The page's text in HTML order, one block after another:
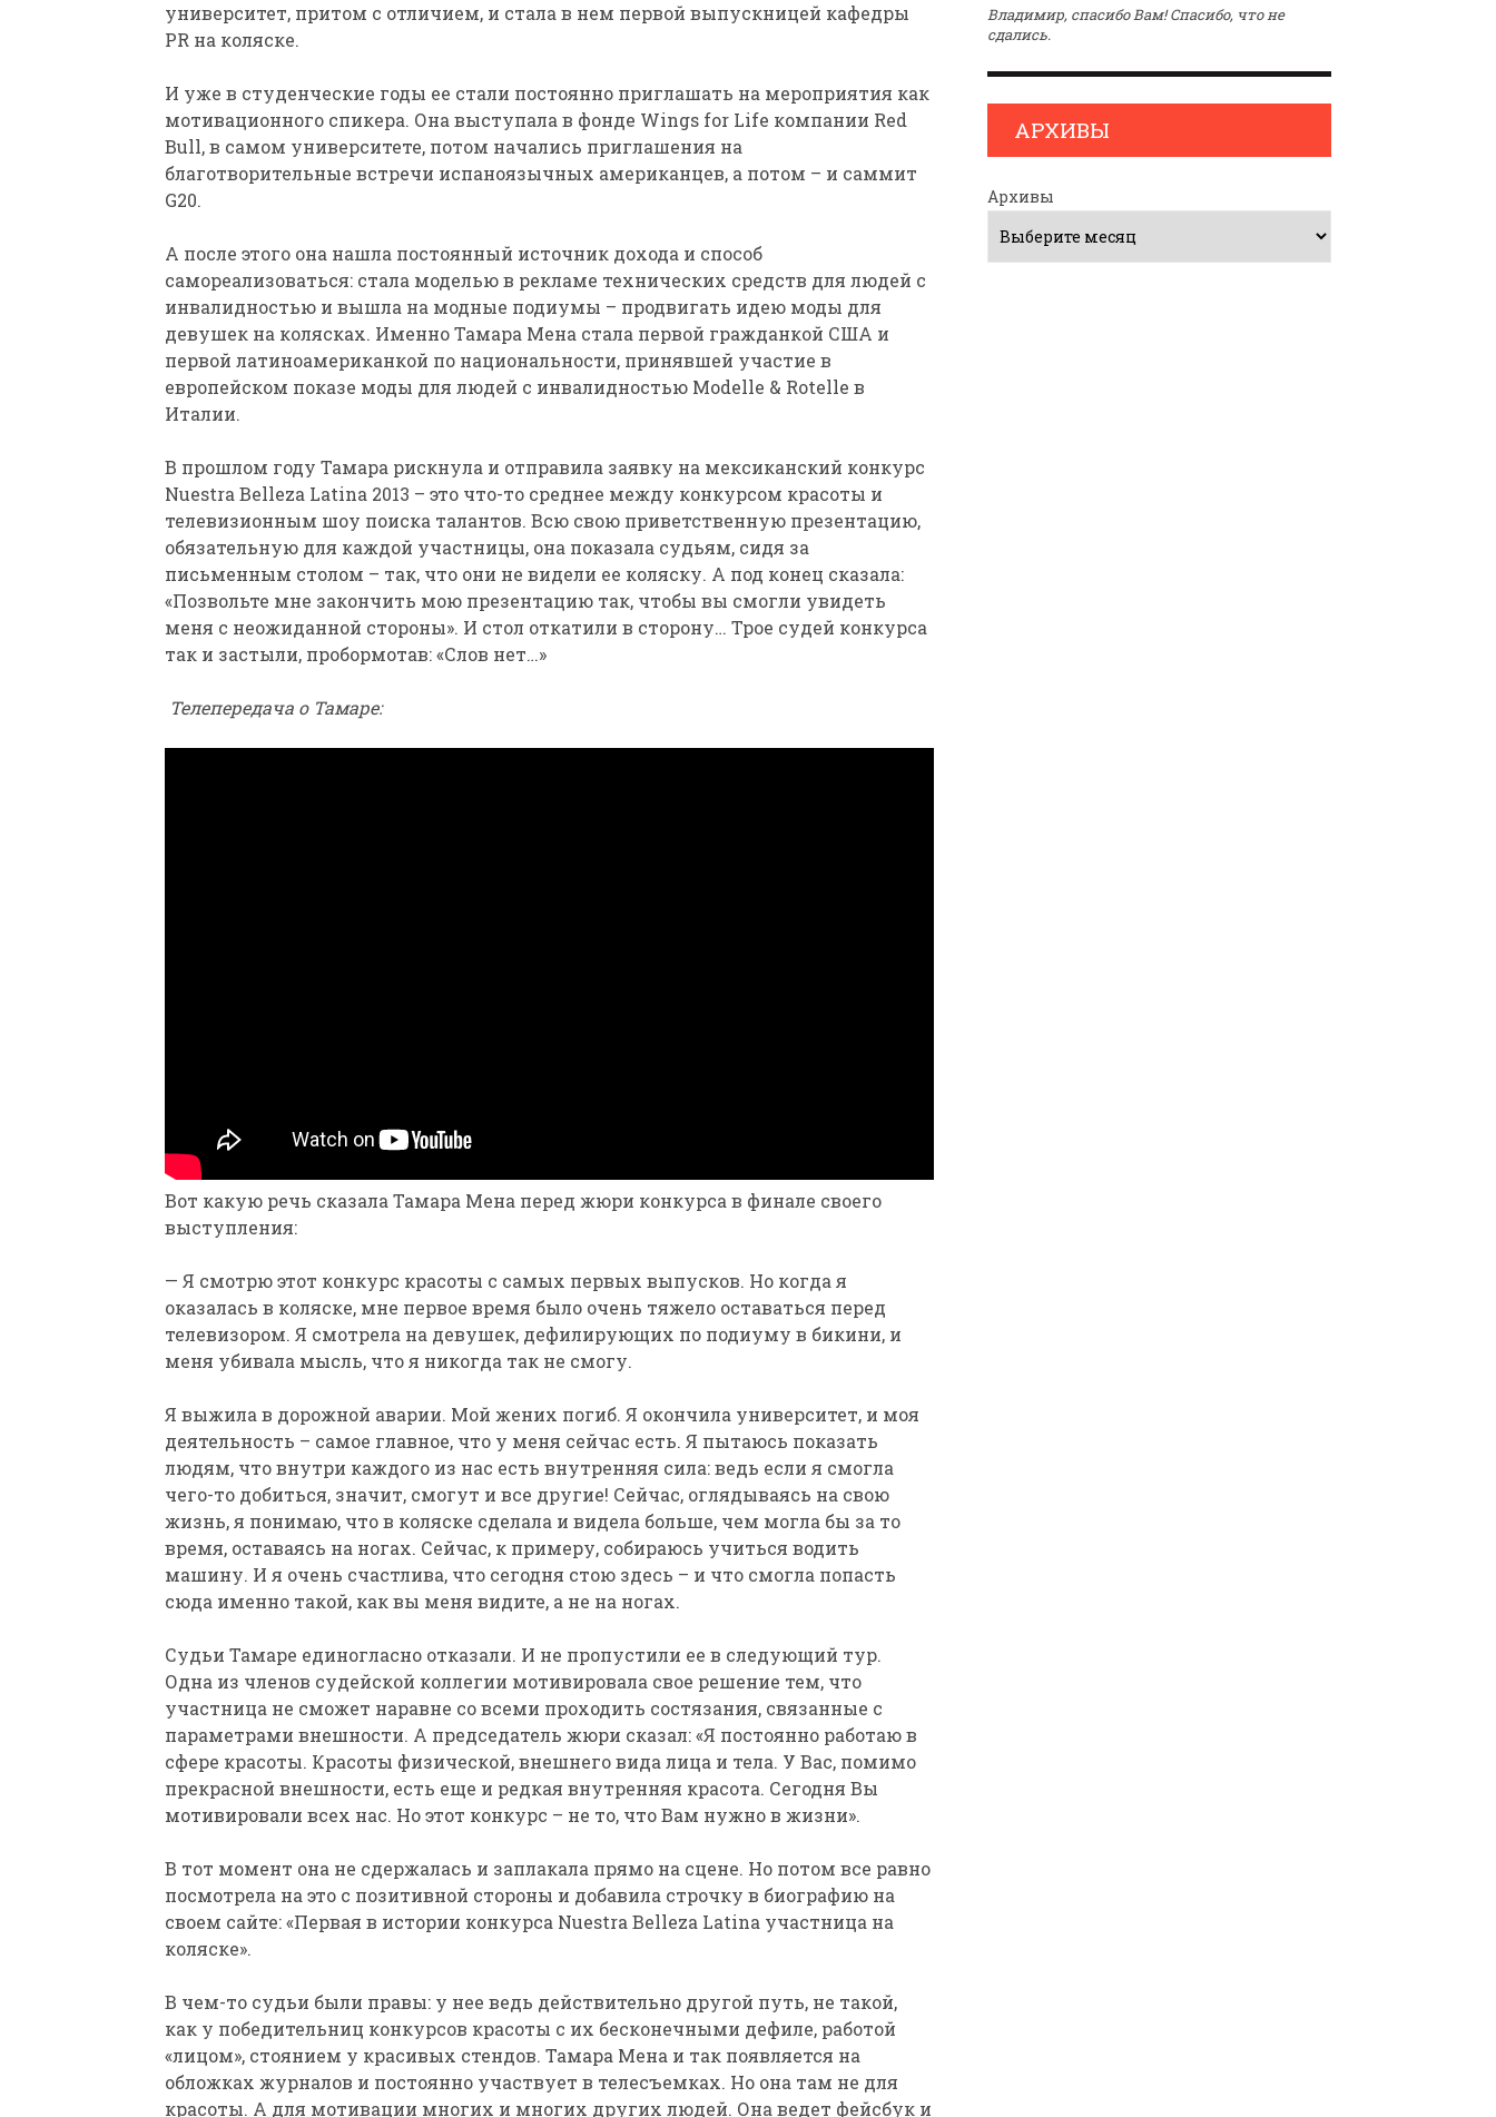
университет, притом с отличием, и стала в нем первой выпускницей кафедры
PR на коляске.
И уже в студенческие годы ее стали постоянно приглашать на мероприятия как
мотивационного спикера. Она выступала в фонде Wings for Life компании Red
Bull, в самом университете, потом начались приглашения на
благотворительные встречи испаноязычных американцев, а потом – и саммит
G20.
А после этого она нашла постоянный источник дохода и способ
самореализоваться: стала моделью в рекламе технических средств для людей с
инвалидностью и вышла на модные подиумы – продвигать идею моды для
девушек на колясках. Именно Тамара Мена стала первой гражданкой США и
первой латиноамериканкой по национальности, принявшей участие в
европейском показе моды для людей с инвалидностью Modelle & Rotelle в
Италии.
В прошлом году Тамара рискнула и отправила заявку на мексиканский конкурс
Nuestra Belleza Latina 2013 – это что-то среднее между конкурсом красоты и
телевизионным шоу поиска талантов. Всю свою приветственную презентацию,
обязательную для каждой участницы, она показала судьям, сидя за
письменным столом – так, что они не видели ее коляску. А под конец сказала:
«Позвольте мне закончить мою презентацию так, чтобы вы смогли увидеть
меня с неожиданной стороны». И стол откатили в сторону… Трое судей конкурса
так и застыли, пробормотав: «Слов нет…»
Телепередача о Тамаре:
Вот какую речь сказала Тамара Мена перед жюри конкурса в финале своего
выступления:
— Я смотрю этот конкурс красоты с самых первых выпусков. Но когда я
оказалась в коляске, мне первое время было очень тяжело оставаться перед
телевизором. Я смотрела на девушек, дефилирующих по подиуму в бикини, и
меня убивала мысль, что я никогда так не смогу.
Я выжила в дорожной аварии. Мой жених погиб. Я окончила университет, и моя
деятельность – самое главное, что у меня сейчас есть. Я пытаюсь показать
людям, что внутри каждого из нас есть внутренняя сила: ведь если я смогла
чего-то добиться, значит, смогут и все другие! Сейчас, оглядываясь на свою
жизнь, я понимаю, что в коляске сделала и видела больше, чем могла бы за то
время, оставаясь на ногах. Сейчас, к примеру, собираюсь учиться водить
машину. И я очень счастлива, что сегодня стою здесь – и что смогла попасть
сюда именно такой, как вы меня видите, а не на ногах.
Судьи Тамаре единогласно отказали. И не пропустили ее в следующий тур.
Одна из членов судейской коллегии мотивировала свое решение тем, что
участница не сможет наравне со всеми проходить состязания, связанные с
параметрами внешности. А председатель жюри сказал: «Я постоянно работаю в
сфере красоты. Красоты физической, внешнего вида лица и тела. У Вас, помимо
прекрасной внешности, есть еще и редкая внутренняя красота. Сегодня Вы
мотивировали всех нас. Но этот конкурс – не то, что Вам нужно в жизни».
В тот момент она не сдержалась и заплакала прямо на сцене. Но потом все равно
посмотрела на это с позитивной стороны и добавила строчку в биографию на
своем сайте: «Первая в истории конкурса Nuestra Belleza Latina участница на
коляске».
В чем-то судьи были правы: у нее ведь действительно другой путь, не такой,
как у победительниц конкурсов красоты с их бесконечными дефиле, работой
«лицом», стоянием у красивых стендов. Тамара Мена и так появляется на
обложках журналов и постоянно участвует в телесъемках. Но она там не для
красоты. А для мотивации многих и многих других людей. Она ведет фейсбук и
Владимир, спасибо Вам! Спасибо, что не
сдались.
АРХИВЫ
Архивы